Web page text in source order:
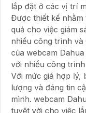
lắp đặt ở các vị trí
Được thiết kế nhằm
quả cho việc giám
nhiều công trình và
của webcam Dahua
với nhiều công
Với mức giá hợp lý,
lượng và đáng tin
mình. webcam
tuyệt vời cho việc